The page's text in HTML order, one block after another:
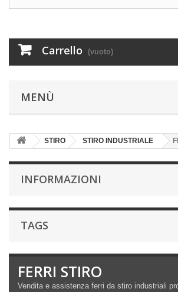
Carrello (vuoto)
MENÙ
STIRO STIRO INDUSTRIALE
INFORMAZIONI
TAGS
FERRI STIRO
Vendita e assistenza ferri da stiro industriali